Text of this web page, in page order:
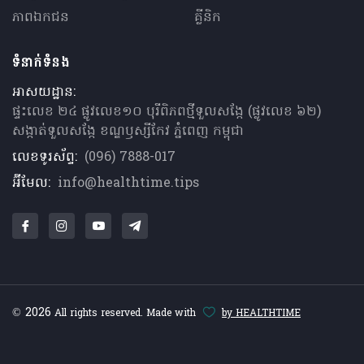
ភាពឯកជន
គ្លីនិក
ទំនាក់ទំនង
អាសយដ្ឋាន:
ផ្ទះលេខ ២៤ ផ្លូវលេខ១០ បុរីពិភពថ្មីទួលសង្កែ (ផ្លូវលេខ ៦២)
សង្កាត់ទួលសង្កែ ខណ្ឌឫស្សីកែវ ភ្នំពេញ កម្ពុជា
លេខទូរស័ព្ទ: (096) 7888-017
អ៊ីមែល: info@healthtime.tips
© 2026 All rights reserved. Made with by HEALTHTIME